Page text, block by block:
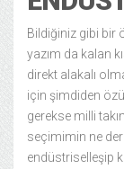
Bildiğiniz gibi bir
yazım da kalan
direkt alakalı
için şimdiden
gerekse milli
seçimimin ne
endüstriselleşip